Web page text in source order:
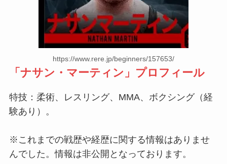
https://www.rere.jp/beginners/157653/
「 ナサン・マーティン 」プロフィール
特技：柔術、レスリング、MMA、ボクシング（経
験あり）。
※これまでの戦歴や経歴に関する情報はありませ
んでした。情報は非公開となっております。